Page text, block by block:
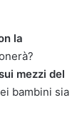
la
mezzi del
bambini sia